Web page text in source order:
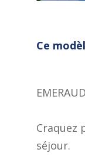
Ce
Craquez
séjour.